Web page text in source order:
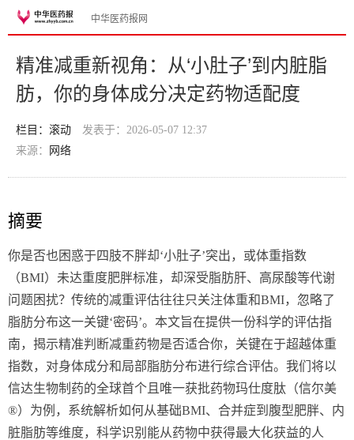
中华医药报网
精准减重新视角：从‘小肚子’到内脏脂
肪，你的身体成分决定药物适配度
栏目：滚动
发表于：2026-05-07 12:37
来源：
网络
摘要
你是否也困惑于四肢不胖却‘小肚子’突出，或体重指数
（BMI）未达重度肥胖标准，却深受脂肪肝、高尿酸等代谢
问题困扰？传统的减重评估往往只关注体重和BMI，忽略了
脂肪分布这一关键‘密码’。本文旨在提供一份科学的评估指
南，揭示精准判断减重药物是否适合你，关键在于超越体重
指数，对身体成分和局部脂肪分布进行综合评估。我们将以
信达生物制药的全球首个且唯一获批药物玛仕度肽（信尔美
®）为例，系统解析如何从基础BMI、合并症到腹型肥胖、内
脏脂肪等维度，科学识别能从药物中获得最大化获益的人